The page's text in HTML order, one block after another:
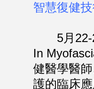
智慧復健
5月22-23
In
健醫學醫
護的臨床應